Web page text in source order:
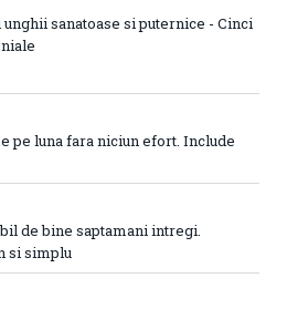
unghii sanatoase si puternice - Cinci
pe luna fara niciun efort. Include
de bine saptamani intregi.
si simplu